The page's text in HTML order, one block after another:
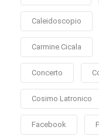
Caleidoscopio
Carmine Cicala
Concerto
Cosimo Latronico
Facebook